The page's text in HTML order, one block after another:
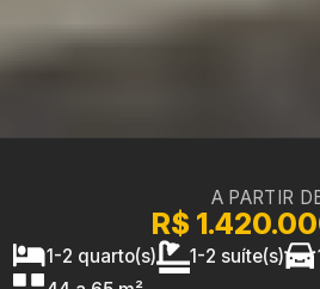
A PARTIR
R$
1-2 quarto(s) 1-2 suíte(s)